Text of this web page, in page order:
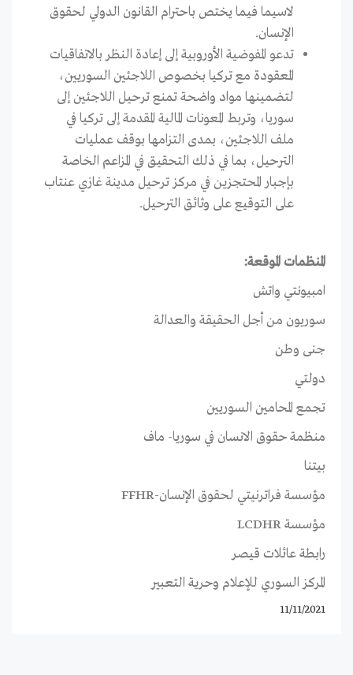
لاسيما فيما يختص باحترام القانون الدولي لحقوق
الإنسان.
تدعو المفوضية الأوروبية إلى إعادة النظر بالاتفاقيات
المعقودة مع تركيا بخصوص اللاجئين السوريين،
لتضمينها مواد واضحة تمنع ترحيل اللاجئين إلى
سوريا، وتربط المعونات المالية المقدمة إلى تركيا في
ملف اللاجئين، بمدى التزامها بوقف عمليات
الترحيل، بما في ذلك التحقيق في المزاعم الخاصة
بإجبار المحتجزين في مركز ترحيل مدينة غازي عنتاب
على التوقيع على وثائق الترحيل.
المنظمات الموقعة:
امبيونتي واتش
سوريون من أجل الحقيقة والعدالة
جنى وطن
دولتي
تجمع المحامين السوريين
منظمة حقوق الانسان في سوريا- ماف
بيتنا
مؤسسة فراترنيتي لحقوق الإنسان-FFHR
مؤسسة LCDHR
رابطة عائلات قيصر
المركز السوري للإعلام وحرية التعبير
11/11/2021